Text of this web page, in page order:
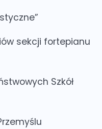
sekcji fortepianu
Szkół